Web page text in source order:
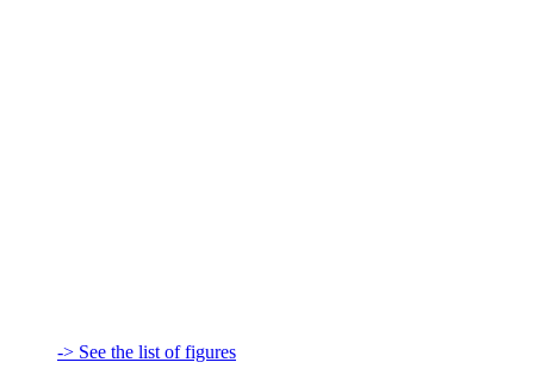
-> See the list of figures